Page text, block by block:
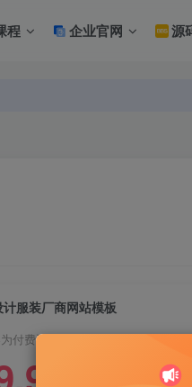
程 企业官网 源
计服装厂商网站模板
付费资源，请付费后查看